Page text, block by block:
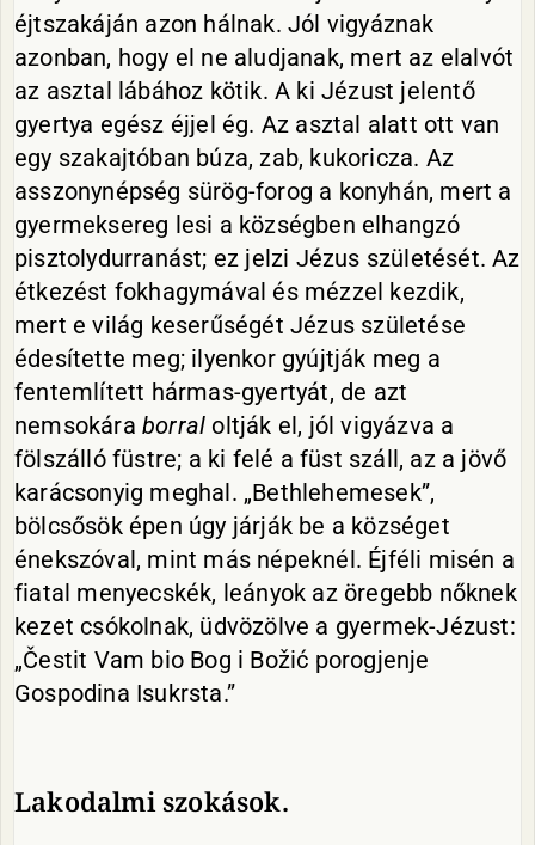
éjtszakáján azon hálnak. Jól vigyáznak
azonban, hogy el ne aludjanak, mert az elalvót
az asztal lábához kötik. A ki Jézust jelentő
gyertya egész éjjel ég. Az asztal alatt ott van
egy szakajtóban búza, zab, kukoricza. Az
asszonynépség sürög-forog a konyhán, mert a
gyermeksereg lesi a községben elhangzó
pisztolydurranást; ez jelzi Jézus születését. Az
étkezést fokhagymával és mézzel kezdik,
mert e világ keserűségét Jézus születése
édesítette meg; ilyenkor gyújtják meg a
fentemlített hármas-gyertyát, de azt
nemsokára borral oltják el, jól vigyázva a
fölszálló füstre; a ki felé a füst száll, az a jövő
karácsonyig meghal. „Bethlehemesek”,
bölcsősök épen úgy járják be a községet
énekszóval, mint más népeknél. Éjféli misén a
fiatal menyecskék, leányok az öregebb nőknek
kezet csókolnak, üdvözölve a gyermek-Jézust:
„Čestit Vam bio Bog i Božić porogjenje
Gospodina Isukrsta.”
Lakodalmi szokások.